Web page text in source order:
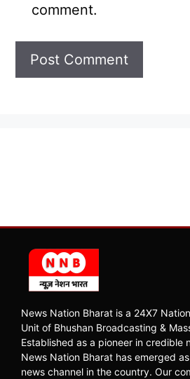
comment.
News Nation Bharat is a 24X7
Unit of Bhushan Broadcasting &
Established as a pioneer in credible
News Nation Bharat has emerged
news channel in the country. Our